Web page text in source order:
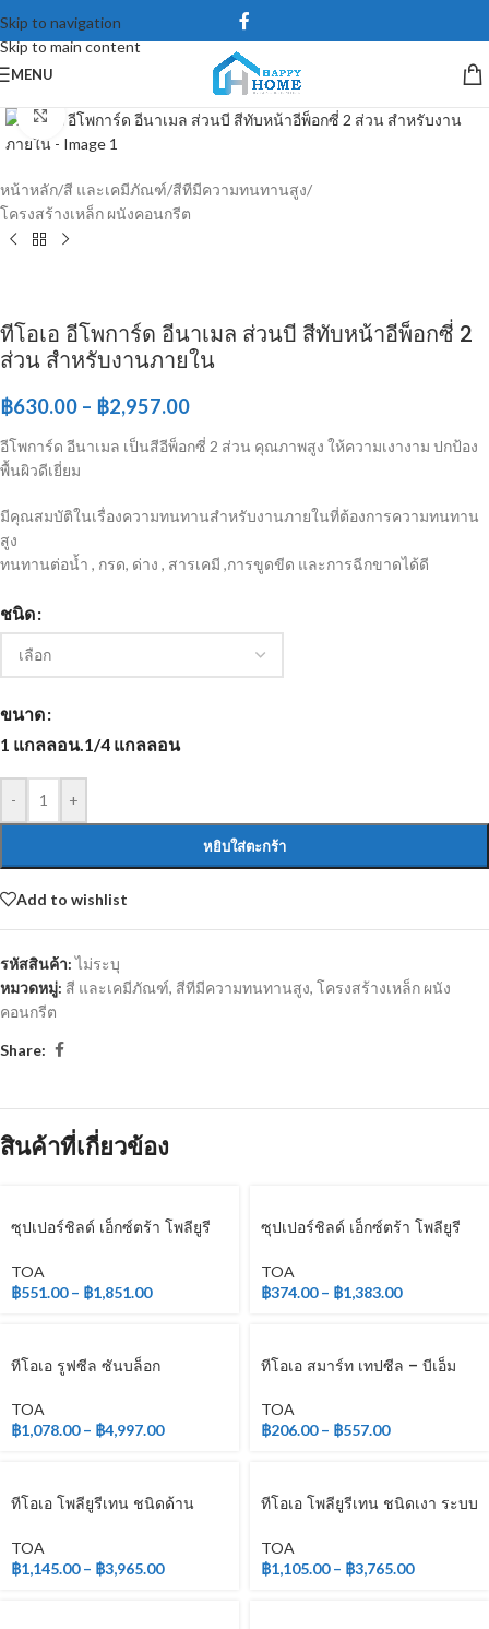
Skip to navigation
Skip to main content
MENU
Click to enlarge
หน้าหลัก/สี และเคมีภัณฑ์/สีทีมีความทนทานสูง/
โครงสร้างเหล็ก ผนังคอนกรีต
ทีโอเอ อีโพการ์ด อีนาเมล ส่วนบี สีทับหน้าอีพ็อกซี่ 2
ส่วน สำหรับงานภายใน
฿630.00 – ฿2,957.00
อีโพการ์ด อีนาเมล เป็นสีอีพ็อกซี่ 2 ส่วน คุณภาพสูง ให้ความเงางาม ปกป้อง
พื้นผิวดีเยี่ยม
มีคุณสมบัติในเรื่องความทนทานสำหรับงานภายในที่ต้องการความทนทาน
สูง
ทนทานต่อน้ำ , กรด, ด่าง , สารเคมี ,การขูดขีด และการฉีกขาดได้ดี
ชนิด
ขนาด
1 แกลลอน.1/4 แกลลอน
- +
หยิบใส่ตะกร้า
Add to wishlist
รหัสสินค้า:ไม่ระบุ
หมวดหมู่: สี และเคมีภัณฑ์, สีทีมีความทนทานสูง, โครงสร้างเหล็ก ผนัง
คอนกรีต
Share:
สินค้าที่เกี่ยวข้อง
ซุปเปอร์ชิลด์ เอ็กซ์ตร้า โพลียูรี
TOA
฿551.00 – ฿1,851.00
ซุปเปอร์ชิลด์ เอ็กซ์ตร้า โพลียูรี
TOA
฿374.00 – ฿1,383.00
ทีโอเอ รูฟซีล ซันบล็อก
TOA
฿1,078.00 – ฿4,997.00
ทีโอเอ สมาร์ท เทปซีล – บีเอ็ม
TOA
฿206.00 – ฿557.00
ทีโอเอ โพลียูรีเทน ชนิดด้าน
TOA
฿1,145.00 – ฿3,965.00
ทีโอเอ โพลียูรีเทน ชนิดเงา ระบบ
TOA
฿1,105.00 – ฿3,765.00